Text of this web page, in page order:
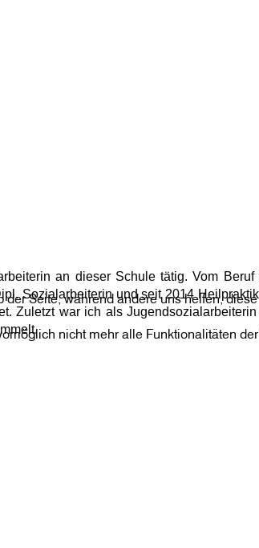
an dieser Schule tätig. Vom Beruf
Sozialarbeiterin und seit 2014
Zuletzt war ich als
Seite, während andere uns helfen,
nicht mehr alle Funktionalitäten